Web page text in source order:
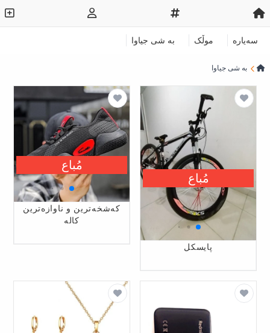
سەیارە موڵک به‌ شی جیاوا
به‌ شی جیاوا
پایسکل
مُباع
كەشخەترین و ناوازەترین
کالە
مُباع